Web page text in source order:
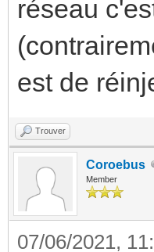
réseau
est de
Trouver
Coroebus
Member
07/06/2021,